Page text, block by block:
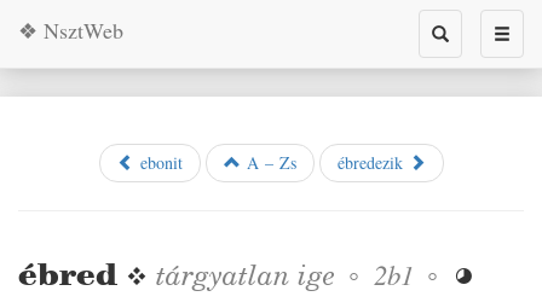
Toggle
search
❖ NsztWeb
ebonit A – Zs ébredezik
ébred ❖ tárgyatlan ige ◦ 2b1 ◦ 